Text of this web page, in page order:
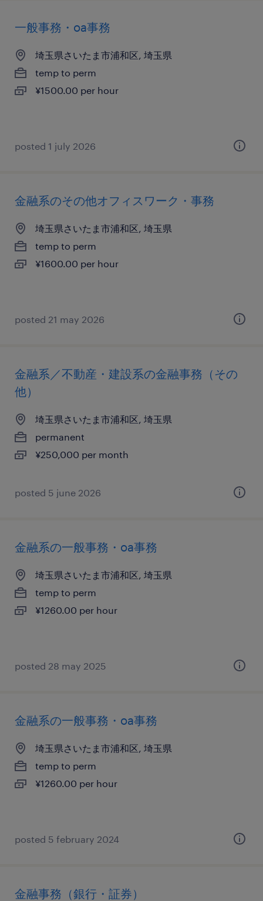
一般事務・oa事務
埼玉県さいたま市浦和区, 埼玉県
temp to perm
¥1500.00 per hour
posted 1 july 2026
金融系のその他オフィスワーク・事務
埼玉県さいたま市浦和区, 埼玉県
temp to perm
¥1600.00 per hour
posted 21 may 2026
金融系／不動産・建設系の金融事務（その
他）
埼玉県さいたま市浦和区, 埼玉県
permanent
¥250,000 per month
posted 5 june 2026
金融系の一般事務・oa事務
埼玉県さいたま市浦和区, 埼玉県
temp to perm
¥1260.00 per hour
posted 28 may 2025
金融系の一般事務・oa事務
埼玉県さいたま市浦和区, 埼玉県
temp to perm
¥1260.00 per hour
posted 5 february 2024
金融事務（銀行・証券）